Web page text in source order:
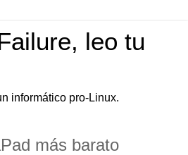
leo tu
informático pro-Linux.
más barato